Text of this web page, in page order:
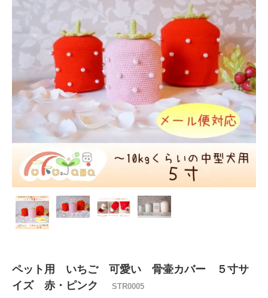
ペット用 いちご 可愛い 骨壷カバー ５寸サ
イズ 赤・ピンク
STR0005